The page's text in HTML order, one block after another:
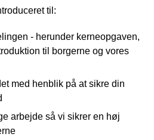
til:
- herunder kerneopgaven,
til borgerne og vores
med henblik på at sikre din
arbejde så vi sikrer en høj